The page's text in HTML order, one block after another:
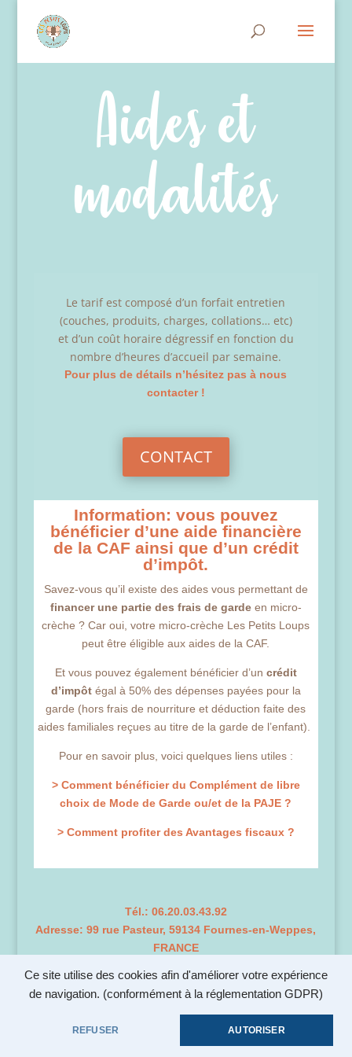
Ce site utilise des cookies afin d'améliorer votre expérience
de navigation. (conformément à la réglementation GDPR)
REFUSER AUTORISER
Aides et
modalités
Le tarif est composé d’un forfait entretien
(couches, produits, charges, collations… etc)
et d’un coût horaire dégressif en fonction du
nombre d’heures d’accueil par semaine.
Pour plus de détails n’hésitez pas à nous
contacter !
CONTACT
Information: vous pouvez
bénéficier d’une aide financière
de la CAF ainsi que d’un crédit
d’impôt.
Savez-vous qu’il existe des aides vous permettant de
financer une partie des frais de gardeen micro-
crèche ? Car oui, votre micro-crèche Les Petits Loups
peut être éligible aux aides de la CAF.
Et vous pouvez également bénéficier d’un crédit
d’impôtégal à 50% des dépenses payées pour la
garde (hors frais de nourriture et déduction faite des
aides familiales reçues au titre de la garde de l’enfant).
Pour en savoir plus, voici quelques liens utiles :
> Comment bénéficier du Complément de libre
choix de Mode de Garde ou/et de la PAJE ?
> Comment profiter des Avantages fiscaux ?
Tél.: 06.20.03.43.92
Adresse: 99 rue Pasteur, 59134 Fournes-en-Weppes,
FRANCE
Politique de confidentialité